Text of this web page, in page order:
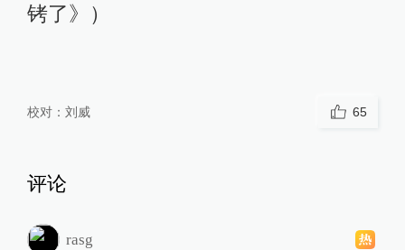
铐了》）
校对： 刘威 65
评论
rasg